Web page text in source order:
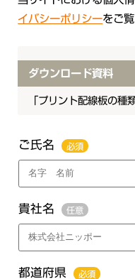
イバシーポリシーをご覧
ダウンロード資料
「プリント配線板の種
ご氏名 必須
貴社名 任意
都道府県 必須